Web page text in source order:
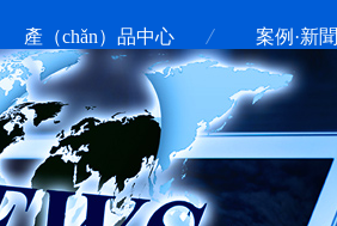
產（chǎn）品中心 案例·新聞